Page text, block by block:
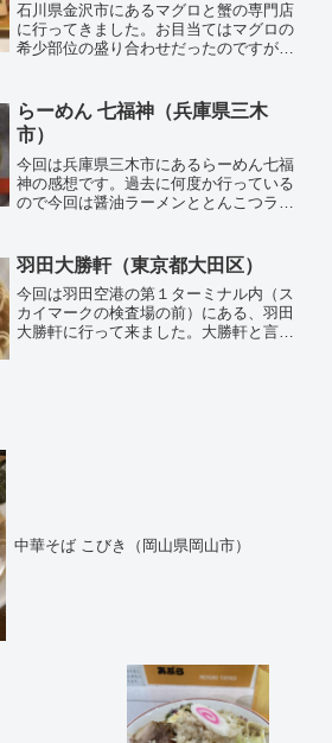
石川県金沢市にあるマグロと蟹の専門店
に行ってきました。お目当てはマグロの
希少部位の盛り合わせだったのですが、
の甲羅焼き、マグロの目玉煮付けを食べ
たのですがどれもこれも最高に美味しか
ったです。
らーめん 七福神（兵庫県三木
市）
今回は兵庫県三木市にあるらーめん七福
神の感想です。過去に何度か行っている
ので今回は醤油ラーメンととんこつラー
るので塩らーめんがおススメなのでしょ
うか？（アンデス産ピンク岩塩使用と書
いてあります）その他にもとんこつと醤
油もあります。
羽田大勝軒（東京都大田区）
今回は羽田空港の第１ターミナル内（ス
カイマークの検査場の前）にある、羽田
大勝軒に行って来ました。大勝軒と言え
中華そば こびき（岡山県岡山市）